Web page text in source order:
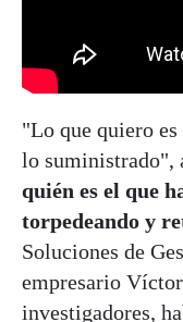
"Lo que quiero es
lo suministrado",
quién es el que
torpedeando y
Soluciones de
empresario
investigadores,